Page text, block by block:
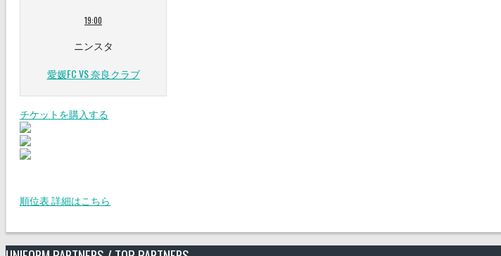
19:00
ニンスタ
愛媛FC VS 奈良クラブ
チケットを購入する
順位表 詳細はこちら